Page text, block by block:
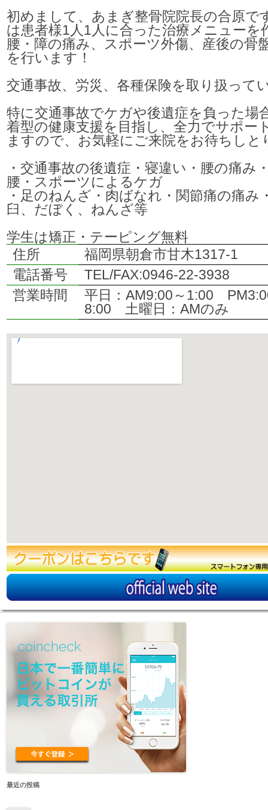
初めまして、あまぎ整骨院院長の合原で
は患者様1人1人に合った治療メニューを
腰・障の痛み、スポーツ外傷、産後の骨
を行います！
交通事故、労災、各種保険を取り扱って
特に交通事故でケガや後遺症を負った場
着型の健康支援を目指し、全力でサポー
ますので、お気軽にご来院をお待ちしと
・交通事故の後遺症・寝違い・腰の痛み
腰・スポーツによるケガ
・足のねんざ・肉ばなれ・関節痛の痛み
臼、だぼく、ねんざ等
学生は矯正・テーピング無料
住所
福岡県朝倉市甘木1317-1
電話番号
TEL/FAX:0946-22-3938
営業時間
平日：AM9:00～1:00
8:00 土曜日：AMのみ
最近の投稿